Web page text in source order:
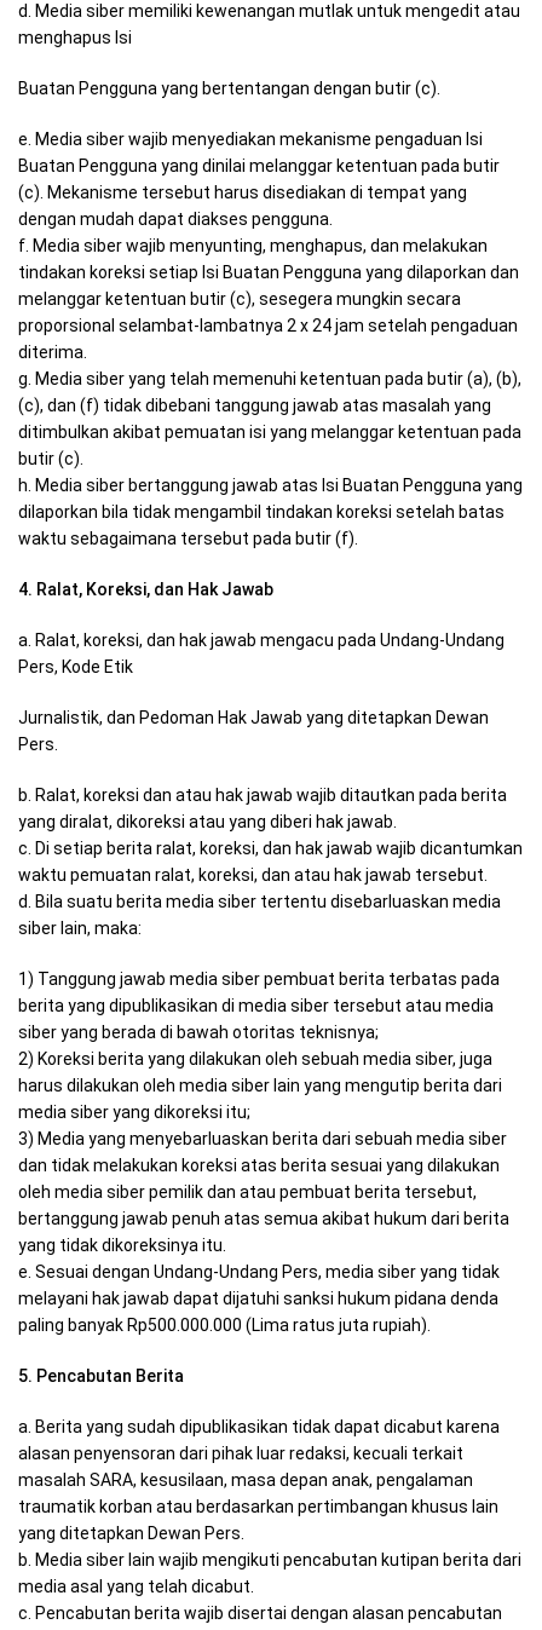
d. Media siber memiliki kewenangan mutlak untuk mengedit atau
menghapus Isi
Buatan Pengguna yang bertentangan dengan butir (c).
e. Media siber wajib menyediakan mekanisme pengaduan Isi
Buatan Pengguna yang dinilai melanggar ketentuan pada butir
(c). Mekanisme tersebut harus disediakan di tempat yang
dengan mudah dapat diakses pengguna.
f. Media siber wajib menyunting, menghapus, dan melakukan
tindakan koreksi setiap Isi Buatan Pengguna yang dilaporkan dan
melanggar ketentuan butir (c), sesegera mungkin secara
proporsional selambat-lambatnya 2 x 24 jam setelah pengaduan
diterima.
g. Media siber yang telah memenuhi ketentuan pada butir (a), (b),
(c), dan (f) tidak dibebani tanggung jawab atas masalah yang
ditimbulkan akibat pemuatan isi yang melanggar ketentuan pada
butir (c).
h. Media siber bertanggung jawab atas Isi Buatan Pengguna yang
dilaporkan bila tidak mengambil tindakan koreksi setelah batas
waktu sebagaimana tersebut pada butir (f).
4. Ralat, Koreksi, dan Hak Jawab
a. Ralat, koreksi, dan hak jawab mengacu pada Undang-Undang
Pers, Kode Etik
Jurnalistik, dan Pedoman Hak Jawab yang ditetapkan Dewan
Pers.
b. Ralat, koreksi dan atau hak jawab wajib ditautkan pada berita
yang diralat, dikoreksi atau yang diberi hak jawab.
c. Di setiap berita ralat, koreksi, dan hak jawab wajib dicantumkan
waktu pemuatan ralat, koreksi, dan atau hak jawab tersebut.
d. Bila suatu berita media siber tertentu disebarluaskan media
siber lain, maka:
1) Tanggung jawab media siber pembuat berita terbatas pada
berita yang dipublikasikan di media siber tersebut atau media
siber yang berada di bawah otoritas teknisnya;
2) Koreksi berita yang dilakukan oleh sebuah media siber, juga
harus dilakukan oleh media siber lain yang mengutip berita dari
media siber yang dikoreksi itu;
3) Media yang menyebarluaskan berita dari sebuah media siber
dan tidak melakukan koreksi atas berita sesuai yang dilakukan
oleh media siber pemilik dan atau pembuat berita tersebut,
bertanggung jawab penuh atas semua akibat hukum dari berita
yang tidak dikoreksinya itu.
e. Sesuai dengan Undang-Undang Pers, media siber yang tidak
melayani hak jawab dapat dijatuhi sanksi hukum pidana denda
paling banyak Rp500.000.000 (Lima ratus juta rupiah).
5. Pencabutan Berita
a. Berita yang sudah dipublikasikan tidak dapat dicabut karena
alasan penyensoran dari pihak luar redaksi, kecuali terkait
masalah SARA, kesusilaan, masa depan anak, pengalaman
traumatik korban atau berdasarkan pertimbangan khusus lain
yang ditetapkan Dewan Pers.
b. Media siber lain wajib mengikuti pencabutan kutipan berita dari
media asal yang telah dicabut.
c. Pencabutan berita wajib disertai dengan alasan pencabutan